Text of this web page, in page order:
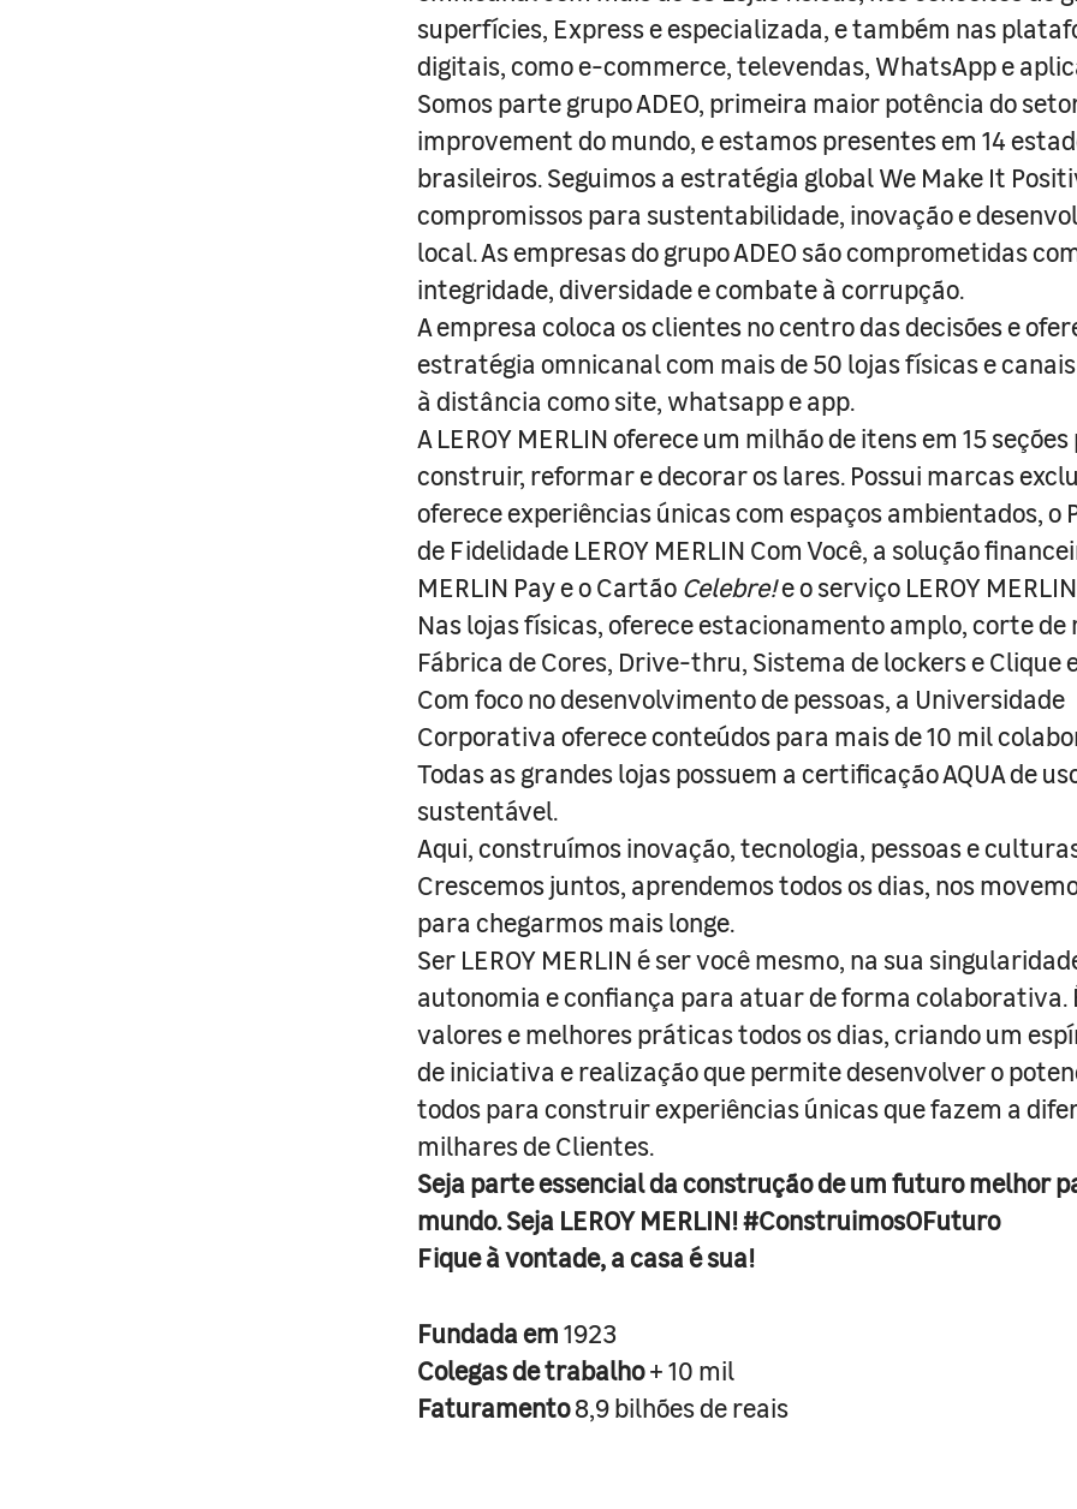
superfícies, Express e especializada, e também nas
digitais, como e-commerce, televendas, WhatsApp e
Somos parte grupo ADEO, primeira maior potência do
improvement do mundo, e estamos presentes em 14
brasileiros. Seguimos a estratégia global We Make It
compromissos para sustentabilidade, inovação e
local. As empresas do grupo ADEO são comprometidas
integridade, diversidade e combate à corrupção.
A empresa coloca os clientes no centro das decisões e
estratégia omnicanal com mais de 50 lojas físicas e
à distância como site, whatsapp e app.
A LEROY MERLIN oferece um milhão de itens em 15
construir, reformar e decorar os lares. Possui marcas
oferece experiências únicas com espaços ambientados, o
de Fidelidade LEROY MERLIN Com Você, a solução
MERLIN Pay e o Cartão Celebre!e o serviço LEROY
Nas lojas físicas, oferece estacionamento amplo, corte de
Fábrica de Cores, Drive-thru, Sistema de lockers e Clique
Com foco no desenvolvimento de pessoas, a Universidade
Corporativa oferece conteúdos para mais de 10 mil
Todas as grandes lojas possuem a certificação AQUA de
sustentável.
Aqui, construímos inovação, tecnologia, pessoas e
Crescemos juntos, aprendemos todos os dias, nos
para chegarmos mais longe.
Ser LEROY MERLIN é ser você mesmo, na sua
autonomia e confiança para atuar de forma
valores e melhores práticas todos os dias, criando um
de iniciativa e realização que permite desenvolver o
todos para construir experiências únicas que fazem a
milhares de Clientes.
Seja parte essencial da construção de um futuro melhor
mundo. Seja LEROY MERLIN! #ConstruimosOFuturo
Fique à vontade, a casa é sua!
Fundada em1923
Colegas de trabalho+ 10 mil
Faturamento8,9 bilhões de reais